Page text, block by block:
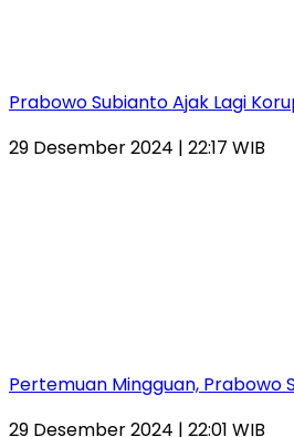
Prabowo Subianto Ajak Lagi
29 Desember 2024 | 22:17 WIB
Pertemuan Mingguan, Prabowo
29 Desember 2024 | 22:01 WIB